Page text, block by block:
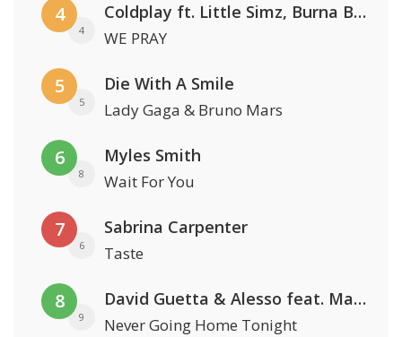
4
4
Coldplay ft. Little Simz, Burna Boy, Elyanna & Tini
WE PRAY
5
5
Die With A Smile
Lady Gaga & Bruno Mars
6
8
Myles Smith
Wait For You
7
6
Sabrina Carpenter
Taste
8
9
David Guetta & Alesso feat. Madison Love
Never Going Home Tonight